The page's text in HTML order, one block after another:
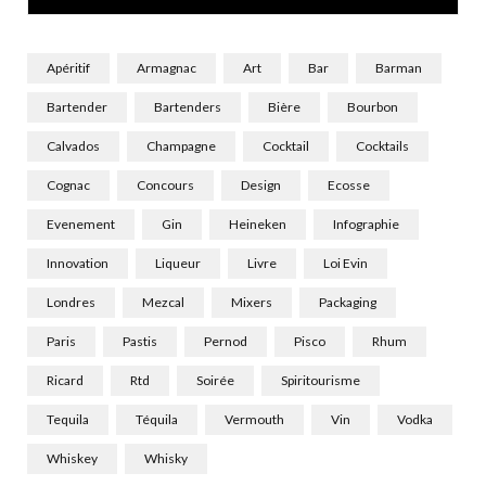
Apéritif Armagnac Art Bar Barman
Bartender Bartenders Bière Bourbon
Calvados Champagne Cocktail Cocktails
Cognac Concours Design Ecosse
Evenement Gin Heineken Infographie
Innovation Liqueur Livre Loi Evin
Londres Mezcal Mixers Packaging
Paris Pastis Pernod Pisco Rhum
Ricard Rtd Soirée Spiritourisme
Tequila Téquila Vermouth Vin Vodka
Whiskey Whisky